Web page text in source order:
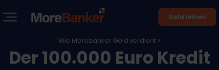
Geld leihen
Wie Morebanker Geld verdient >
Der 100.000 Euro Kredit